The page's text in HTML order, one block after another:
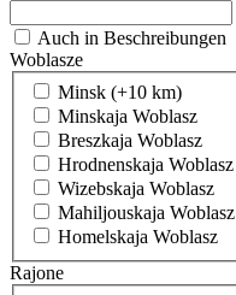
Auch in Beschreibungen
Woblasze
Minsk (+10 km)
Minskaja Woblasz
Breszkaja Woblasz
Hrodnenskaja Woblasz
Wizebskaja Woblasz
Mahiljouskaja Woblasz
Homelskaja Woblasz
Rajone